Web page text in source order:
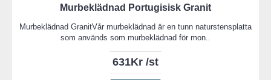
Murbeklädnad Portugisisk Granit
Murbeklädnad GranitVår murbeklädnad är en tunn naturstensplatta
som används som murbeklädnad för mon..
631Kr /st